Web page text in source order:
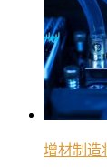
增材制造